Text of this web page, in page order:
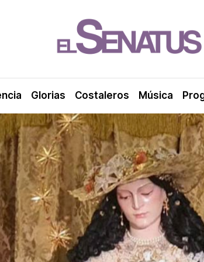
Glorias Costaleros Música